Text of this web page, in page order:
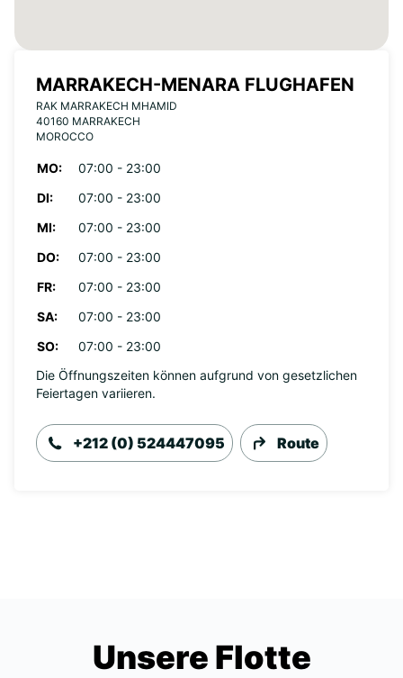
MARRAKECH-MENARA FLUGHAFEN
RAK MARRAKECH MHAMID
40160 MARRAKECH
MOROCCO
MO:
07:00 - 23:00
DI:
07:00 - 23:00
MI:
07:00 - 23:00
DO:
07:00 - 23:00
FR:
07:00 - 23:00
SA:
07:00 - 23:00
SO:
07:00 - 23:00
Die Öffnungszeiten können aufgrund von gesetzlichen
Feiertagen variieren.
+212 (0) 524447095 Route
Unsere Flotte